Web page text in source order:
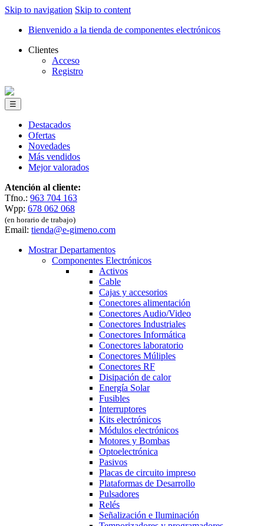
Skip to navigation Skip to content
Bienvenido a la tienda de componentes electrónicos
Clientes
Acceso
Registro
☰
Destacados
Ofertas
Novedades
Más vendidos
Mejor valorados
Atención al cliente:
Tfno.: 963 704 163
Wpp: 678 062 068
(en horario de trabajo)
Email: tienda@e-gimeno.com
Mostrar Departamentos
Componentes Electrónicos
Activos
Cable
Cajas y accesorios
Conectores alimentación
Conectores Audio/Video
Conectores Industriales
Conectores Informática
Conectores laboratorio
Conectores Múliples
Conectores RF
Disipación de calor
Energía Solar
Fusibles
Interruptores
Kits electrónicos
Módulos electrónicos
Motores y Bombas
Optoelectrónica
Pasivos
Placas de circuito impreso
Plataformas de Desarrollo
Pulsadores
Relés
Señalización e Iluminación